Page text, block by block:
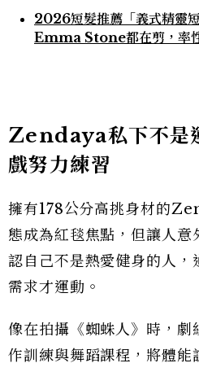
2026短髮推薦「義式精靈
Emma Stone都在剪，率
Zendaya私下不是
戲努力練習
擁有178公分高挑身材的
態成為紅毯焦點，但讓人意
認自己不是熱愛健身的人，
需求才運動。
像在拍攝《蜘蛛人》時，劇
作訓練與舞蹈課程，將體能